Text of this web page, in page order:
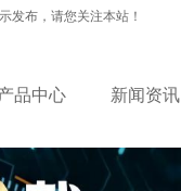
发布，请您关注本站！
品中心 新闻资讯